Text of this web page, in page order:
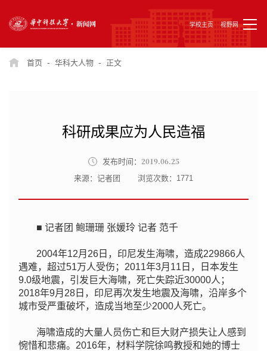
学校主页 视野网
首页 - 华科大人物 - 正文
科研成果应为人民造福
发布时间： 2019.06.25
来源：记者团 浏览次数： 1771
■ 记者团 鲍珊珊 张媛玲 记者 范千
2004年12月26日，印尼发生海啸，造成229866人
遇难，超过51万人受伤；2011年3月11日，日本发生
9.0级地震，引发巨大海啸，死亡失踪近30000人；
2018年9月28日，印尼再次发生地震及海啸，沿岸多个
城市受严重破坏，造成当地至少2000人死亡。
海啸造成的大量人员伤亡和巨大财产损失让人感到
惋惜和悲痛。2016年，材料学院徐鸣教授和她的博士